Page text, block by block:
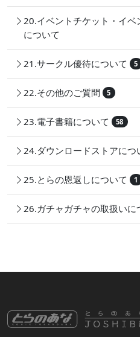
20.イベントチケット・イ
について
21.サークル優待について 5
22.その他のご質問 5
23.電子書籍について 58
24.ダウンロードストアにつ
25.とらの恩返しについて 1
26.ガチャガチャの取扱いに